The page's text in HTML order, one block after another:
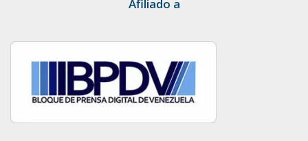
Afiliado a